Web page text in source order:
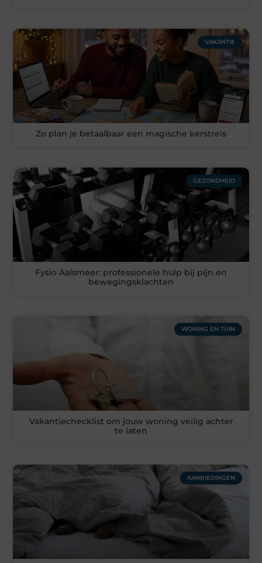
VAKANTIE
Zo plan je betaalbaar een magische kerstreis
GEZONDHEID
Fysio Aalsmeer: professionele hulp bij pijn en
bewegingsklachten
WONING EN TUIN
Vakantiechecklist om jouw woning veilig achter
te laten
AANBIEDINGEN